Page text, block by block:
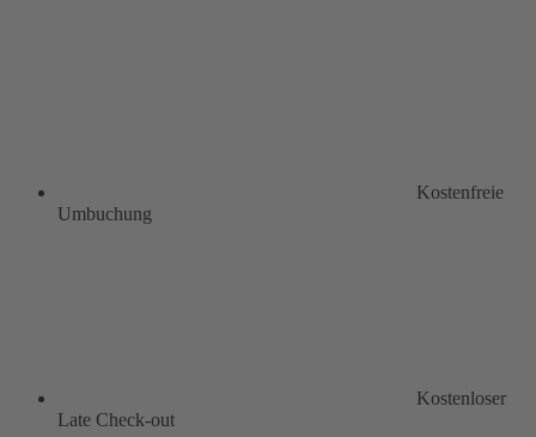
Kostenfreie
Umbuchung
Kostenloser
Late Check-out